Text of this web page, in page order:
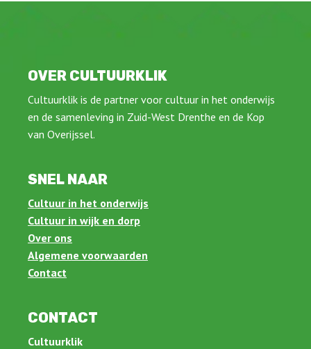
OVER CULTUURKLIK
Cultuurklik is de partner voor cultuur in het onderwijs
en de samenleving in Zuid-West Drenthe en de Kop
van Overijssel.
SNEL NAAR
Cultuur in het onderwijs
Cultuur in wijk en dorp
Over ons
Algemene voorwaarden
Contact
CONTACT
Cultuurklik